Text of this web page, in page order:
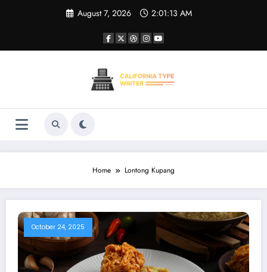
August 7, 2026 2:01:13 AM
Home Lontong Kupang
October 24, 2025